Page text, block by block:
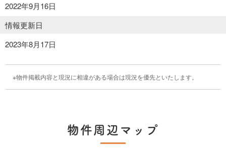
2022年9月16日
情報更新日
2023年8月17日
物件掲載内容と現況に相違がある場合は現況を優先といたします。
物件周辺マップ